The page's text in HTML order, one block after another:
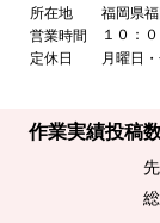
所在地
福岡県
営業時間
１０：
定休日
月曜日
作業実績投稿